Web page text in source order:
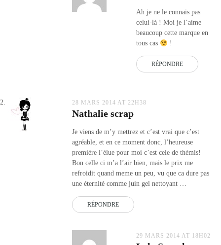
Ah je ne le connais pas
celui-là ! Moi je l’aime
beaucoup cette marque en
tous cas
!
RÉPONDRE
28 MARS 2014 AT 22H38
Nathalie scrap
Je viens de m’y mettrez et c’est vrai que c’est
agréable, et en ce moment donc, l’heureuse
première l’élue pour moi c’est cele de thémis!
Bon celle ci m’a l’air bien, mais le prix me
refroidit quand meme un peu, vu que ca dure pas
une éternité comme juin gel nettoyant …
RÉPONDRE
29 MARS 2014 AT 18H02